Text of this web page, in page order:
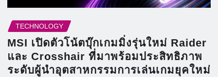
TECHNOLOGY
MSI เปิดตัวโน้ตบุ๊กเกมมิ่งรุ่นใหม่ Raider
และ Crosshair ที่มาพร้อมประสิทธิภาพ
ระดับผู้นำอุตสาหกรรมการเล่นเกมยุคใหม่